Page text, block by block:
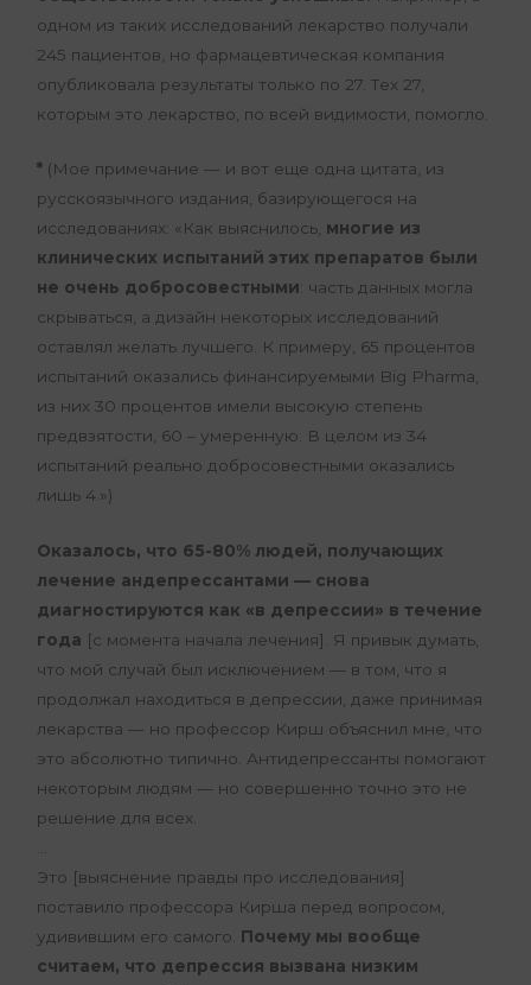
одном из таких исследований лекарство получали
245 пациентов, но фармацевтическая компания
опубликовала результаты только по 27. Тех 27,
которым это лекарство, по всей видимости, помогло.
* (Мое примечание — и вот еще одна цитата, из
русскоязычного издания, базирующегося на
исследованиях: «Как выяснилось, многие из
клинических испытаний этих препаратов были
не очень добросовестными: часть данных могла
скрываться, а дизайн некоторых исследований
оставлял желать лучшего. К примеру, 65 процентов
испытаний оказались финансируемыми Big Pharma,
из них 30 процентов имели высокую степень
предвзятости, 60 – умеренную. В целом из 34
испытаний реально добросовестными оказались
лишь 4.»)
Оказалось, что 65-80% людей, получающих
лечение андепрессантами — снова
диагностируются как «в депрессии» в течение
года [с момента начала лечения]. Я привык думать,
что мой случай был исключением — в том, что я
продолжал находиться в депрессии, даже принимая
лекарства — но профессор Кирш объяснил мне, что
это абсолютно типично. Антидепрессанты помогают
некоторым людям — но совершенно точно это не
решение для всех.
…
Это [выяснение правды про исследования]
поставило профессора Кирша перед вопросом,
удивившим его самого. Почему мы вообще
считаем, что депрессия вызвана низким